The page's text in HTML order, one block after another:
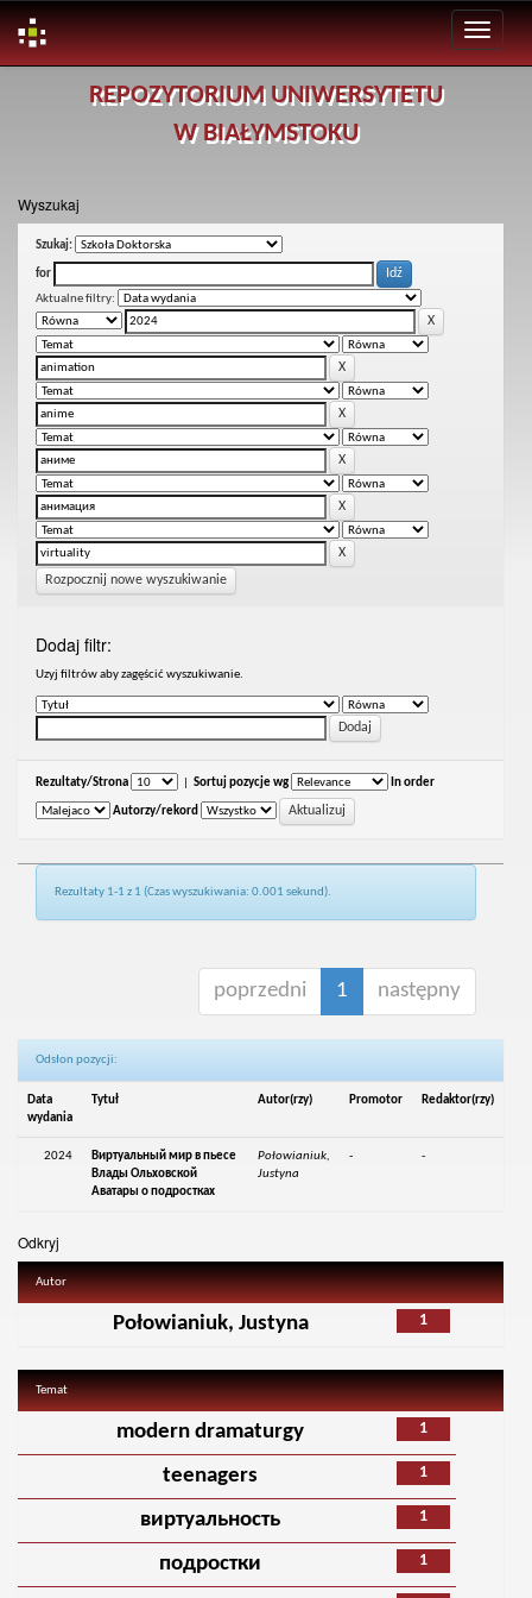
REPOZYTORIUM UNIWERSYTETU
W BIAŁYMSTOKU
Wyszukaj
Szukaj:
for
Aktualne filtry:
Rozpocznij nowe wyszukiwanie
Dodaj filtr:
Uzyj filtrów aby zagęścić wyszukiwanie.
Rezultaty/Strona Sortuj pozycje wg In order
Autorzy/rekord
Rezultaty 1-1 z 1 (Czas wyszukiwania: 0.001 sekund).
poprzedni 1 następny
Odsłon pozycji:
Data
wydania
Tytuł Autor(rzy) Promotor Redaktor(rzy)
2024
Виртуальный мир в пьесе
Влады Ольховской
Аватары о подростках
Połowianiuk,
Justyna
- -
Odkryj
Autor
1
Połowianiuk, Justyna
Temat
1
modern dramaturgy
1
teenagers
1
виртуальность
1
подростки